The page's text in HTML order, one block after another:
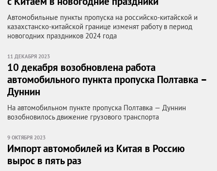
Автомобильные пункты пропуска на российско-китайской и
казахстанско-китайской границе изменят работу в период
новогодних праздников 2024 года
11 ДЕКАБРЯ 2023
10 декабря возобновлена работа
автомобильного пункта пропуска Полтавка –
Дуннин
На автомобильном пункте пропуска Полтавка — Дуннин
возобновилось движение грузового транспорта
9 ОКТЯБРЯ 2023
Импорт автомобилей из Китая в Россию
вырос в пять раз